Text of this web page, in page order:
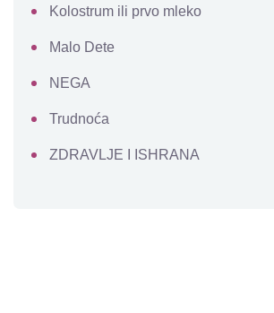
Kolostrum ili prvo mleko
Malo Dete
NEGA
Trudnoća
ZDRAVLJE I ISHRANA